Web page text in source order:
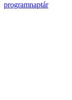
programnaptár